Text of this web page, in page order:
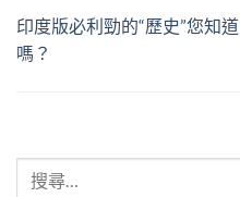
印度版必利勁的“歷史”您知道
嗎？